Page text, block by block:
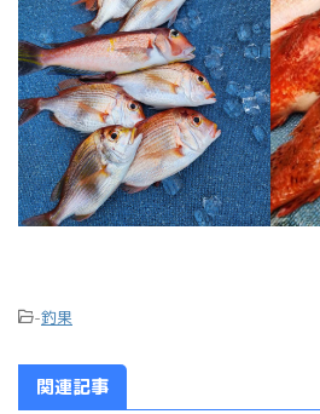
-釣果
関連記事